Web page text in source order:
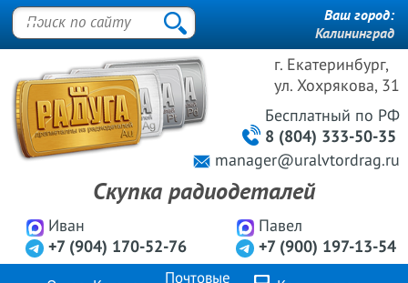
г. Екатеринбург,
ул. Хохрякова, 31
Иван
+7 (904) 170-52-76
Павел
+7 (900) 197-13-54
Бесплатный по РФ
8 (804) 333-50-35
manager@uralvtordrag.ru
Скупка радиодеталей
Ваш город:
Калининград
Почтовые